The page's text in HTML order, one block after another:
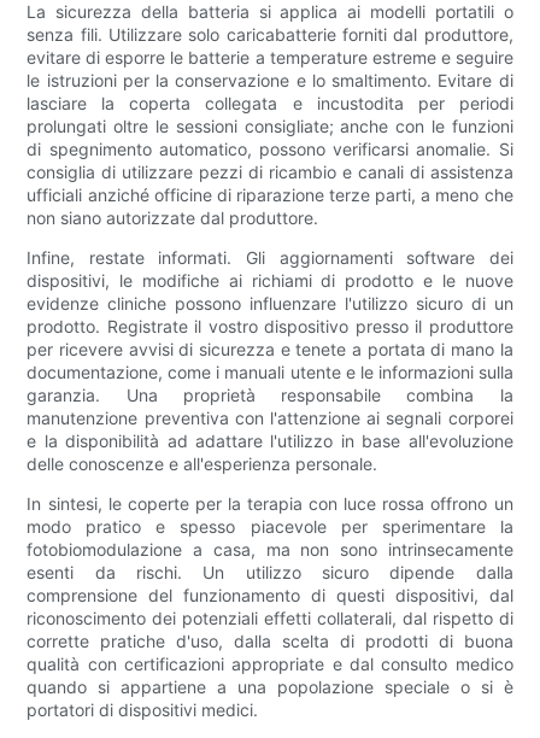
La sicurezza della batteria si applica ai modelli portatili o
senza fili. Utilizzare solo caricabatterie forniti dal produttore,
evitare di esporre le batterie a temperature estreme e seguire
le istruzioni per la conservazione e lo smaltimento. Evitare di
lasciare la coperta collegata e incustodita per periodi
prolungati oltre le sessioni consigliate; anche con le funzioni
di spegnimento automatico, possono verificarsi anomalie. Si
consiglia di utilizzare pezzi di ricambio e canali di assistenza
ufficiali anziché officine di riparazione terze parti, a meno che
non siano autorizzate dal produttore.
Infine, restate informati. Gli aggiornamenti software dei
dispositivi, le modifiche ai richiami di prodotto e le nuove
evidenze cliniche possono influenzare l'utilizzo sicuro di un
prodotto. Registrate il vostro dispositivo presso il produttore
per ricevere avvisi di sicurezza e tenete a portata di mano la
documentazione, come i manuali utente e le informazioni sulla
garanzia. Una proprietà responsabile combina la
manutenzione preventiva con l'attenzione ai segnali corporei
e la disponibilità ad adattare l'utilizzo in base all'evoluzione
delle conoscenze e all'esperienza personale.
In sintesi, le coperte per la terapia con luce rossa offrono un
modo pratico e spesso piacevole per sperimentare la
fotobiomodulazione a casa, ma non sono intrinsecamente
esenti da rischi. Un utilizzo sicuro dipende dalla
comprensione del funzionamento di questi dispositivi, dal
riconoscimento dei potenziali effetti collaterali, dal rispetto di
corrette pratiche d'uso, dalla scelta di prodotti di buona
qualità con certificazioni appropriate e dal consulto medico
quando si appartiene a una popolazione speciale o si è
portatori di dispositivi medici.